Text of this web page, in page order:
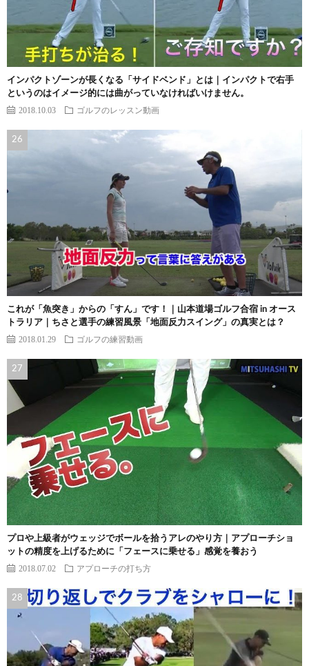
インパクトゾーンが長くなる「サイドベンド」とは｜インパクトで右手
というのはイメージ的には曲がっていなければいけません。
2018.10.03 ゴルフのレッスン動画
これが「魚突き」からの「すん」です！｜山本道場ゴルフ合宿 in オース
トラリア｜ちさと選手の練習風景「地面反力スイング」の真実とは？
2018.01.29 ゴルフの練習動画
プロや上級者がウェッジでボールを拾うアレのやり方｜アプローチショ
ットの精度を上げるために「フェースに乗せる」感覚を養おう
2018.07.02 アプローチの打ち方